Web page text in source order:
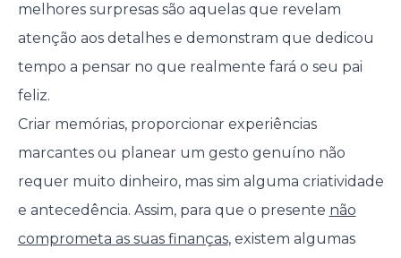
melhores surpresas são aquelas que revelam
atenção aos detalhes e demonstram que dedicou
tempo a pensar no que realmente fará o seu pai
feliz.
Criar memórias, proporcionar experiências
marcantes ou planear um gesto genuíno não
requer muito dinheiro, mas sim alguma criatividade
e antecedência. Assim, para que o presente não
comprometa as suas finanças, existem algumas